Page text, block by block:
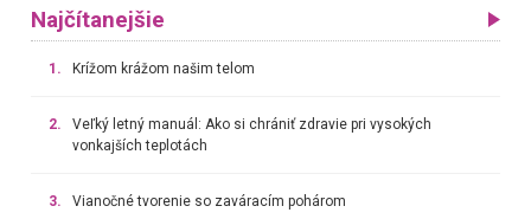
Najčítanejšie
1. Krížom krážom našim telom
2.
Veľký letný manuál: Ako si chrániť zdravie pri vysokých
vonkajších teplotách
3. Vianočné tvorenie so zaváracím pohárom